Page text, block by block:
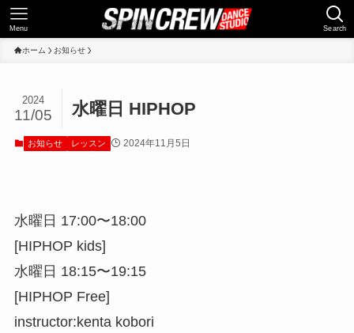
Search
Menu
ホーム お知らせ
水曜日 HIPHOP
2024
11/05
お知らせ レッスン 2024年11月5日
水曜日 17:00〜18:00
[HIPHOP kids]
水曜日 18:15〜19:15
[HIPHOP Free]
instructor:kenta kobori